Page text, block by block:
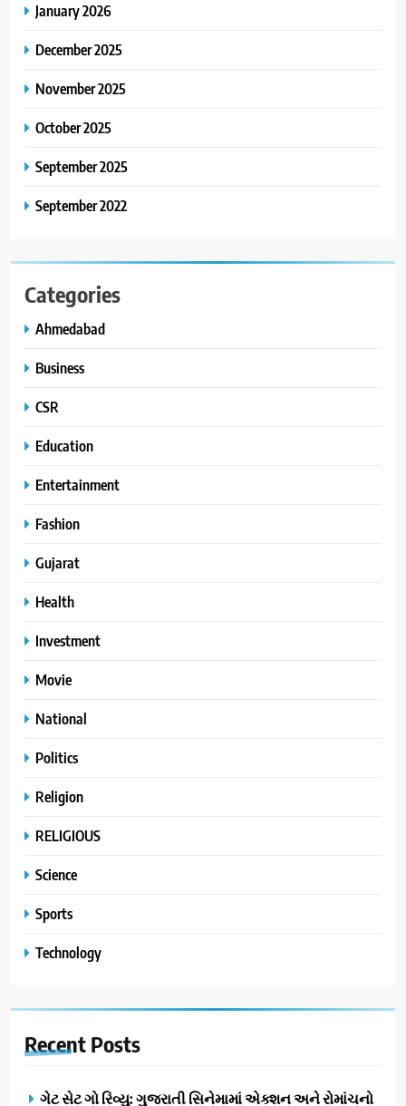
January 2026
December 2025
November 2025
October 2025
September 2025
September 2022
Categories
Ahmedabad
Business
CSR
Education
Entertainment
Fashion
Gujarat
Health
Investment
Movie
National
Politics
Religion
RELIGIOUS
Science
Sports
Technology
Recent Posts
ગેટ સેટ ગો રિવ્યુ: ગુજરાતી સિનેમામાં એક્શન અને રોમાંચનો